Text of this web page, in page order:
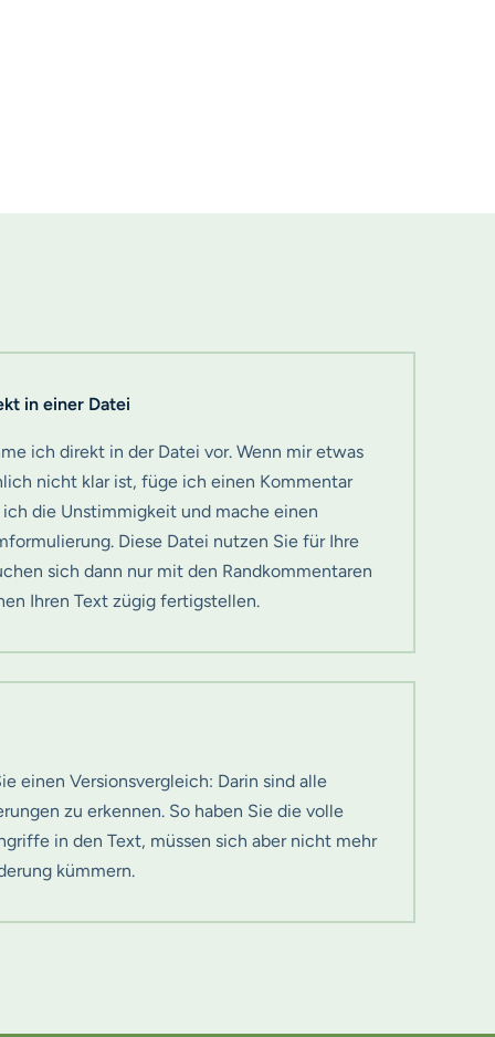
in einer Datei
ich direkt in der Datei vor. Wenn mir etwas
nicht klar ist, füge ich einen Kommentar
die Unstimmigkeit und mache einen
Diese Datei nutzen Sie für Ihre
sich dann nur mit den Randkommentaren
Ihren Text zügig fertigstellen.
einen Versionsvergleich: Darin sind alle
zu erkennen. So haben Sie die volle
in den Text, müssen sich aber nicht mehr
kümmern.